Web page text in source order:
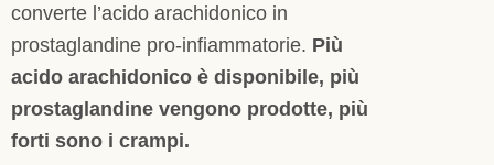
converte l’acido arachidonico in
prostaglandine pro-infiammatorie. Più
acido arachidonico è disponibile, più
prostaglandine vengono prodotte, più
forti sono i crampi.